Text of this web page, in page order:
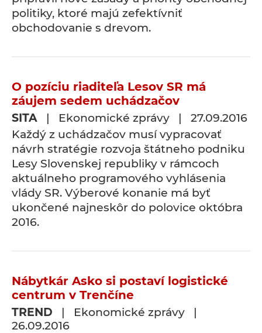
politiky, ktoré majú zefektívniť
obchodovanie s drevom.
O pozíciu riaditeľa Lesov SR má
záujem sedem uchádzačov
SITA | Ekonomické zprávy | 27.09.2016
Každý z uchádzačov musí vypracovať
návrh stratégie rozvoja štátneho podniku
Lesy Slovenskej republiky v rámcoch
aktuálneho programového vyhlásenia
vlády SR. Výberové konanie má byť
ukončené najneskôr do polovice októbra
2016.
Nábytkár Asko si postaví logistické
centrum v Trenčíne
TREND | Ekonomické zprávy |
26.09.2016